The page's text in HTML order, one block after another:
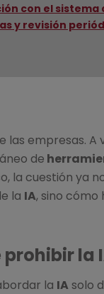
con el sistema
y revisión
las empresas.
de
la cuestión ya
la IA, sino
prohibir la
la IAsolo